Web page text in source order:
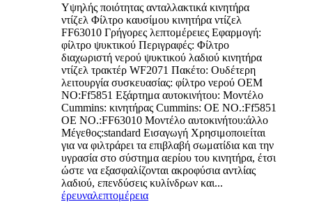
Υψηλής ποιότητας ανταλλακτικά κινητήρα
ντίζελ Φίλτρο καυσίμου κινητήρα ντίζελ
FF63010 Γρήγορες λεπτομέρειες Εφαρμογή:
φίλτρο ψυκτικού Περιγραφές: Φίλτρο
διαχωριστή νερού ψυκτικού λαδιού κινητήρα
ντίζελ τρακτέρ WF2071 Πακέτο: Ουδέτερη
λειτουργία συσκευασίας: φίλτρο νερού OEM
NO:Ff5851 Εξάρτημα αυτοκινήτου: Μοντέλο
Cummins: κινητήρας Cummins: OE NO.:Ff5851
OE NO.:FF63010 Μοντέλο αυτοκινήτου:άλλο
Μέγεθος:standard Εισαγωγή Χρησιμοποιείται
για να φιλτράρει τα επιβλαβή σωματίδια και την
υγρασία στο σύστημα αερίου του κινητήρα, έτσι
ώστε να εξασφαλίζονται ακροφύσια αντλίας
λαδιού, επενδύσεις κυλίνδρων και...
έρευναλεπτομέρεια